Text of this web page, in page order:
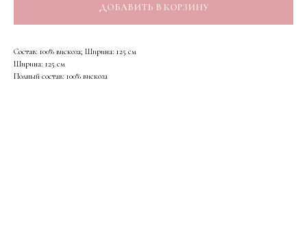
ДОБАВИТЬ В КОРЗИНУ
Состав: 100% вискоза; Ширина: 125 см
Ширина: 125 см
Полный состав: 100% вискоза